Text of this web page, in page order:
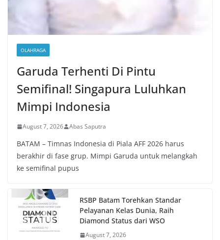
OLAHRAGA
Garuda Terhenti Di Pintu
Semifinal! Singapura Luluhkan
Mimpi Indonesia
August 7, 2026 Abas Saputra
BATAM – Timnas Indonesia di Piala AFF 2026 harus
berakhir di fase grup. Mimpi Garuda untuk melangkah
ke semifinal pupus
RSBP Batam Torehkan Standar
Pelayanan Kelas Dunia, Raih
Diamond Status dari WSO
August 7, 2026